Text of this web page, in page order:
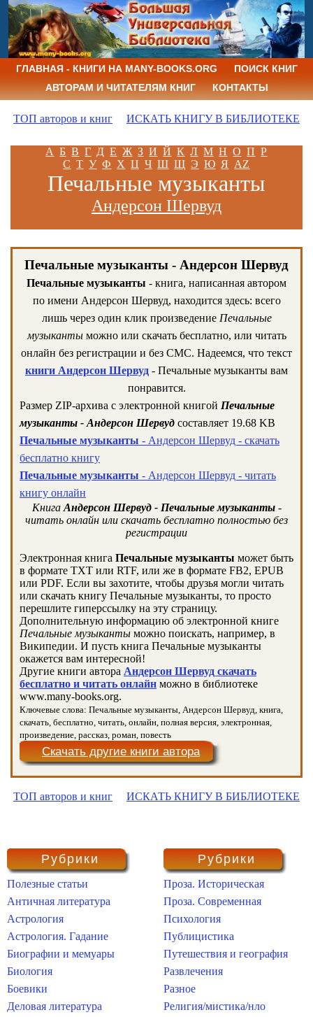
ГЛАВНАЯ - КНИГИ НА MANY-BOOKS.ORG
ПОИСК КНИГ
АВТОРАМ И ЧИТАТЕЛЯМ КНИГ
КОНТАКТЫ
ТОП авторов и книг ИСКАТЬ КНИГУ В БИБЛИОТЕКЕ
А Б В Г Д Е Ж З И Й К Л М Н О П Р
С Т У Ф Х Ц Ч Ш Щ Э Ю Я AZ
Печальные музыканты
Андерсон Шервуд
Печальные музыканты - Андерсон Шервуд
Печальные музыканты - книга, написанная автором
по имени Андерсон Шервуд, находится здесь: всего
лишь через один клик произведение Печальные
музыкантыможно или скачать бесплатно, или читать
онлайн без регистрации и без СМС. Надеемся, что текст
книги Андерсон Шервуд - Печальные музыканты вам
понравится.
Размер ZIP-архива c электронной книгой Печальные
музыканты - Андерсон Шервуд составляет 19.68 KB
Печальные музыканты - Андерсон Шервуд - скачать
бесплатно книгу
Печальные музыканты - Андерсон Шервуд - читать
книгу онлайн
Книга Андерсон Шервуд - Печальные музыканты-
читать онлайн или скачать бесплатно полностью без
регистрации
Электронная книга Печальные музыканты может быть
в формате TXT или RTF, или же в формате FB2, EPUB
или PDF. Если вы захотите, чтобы друзья могли читать
или скачать книгу Печальные музыканты, то просто
перешлите гиперссылку на эту страницу.
Дополнительную информацию об электронной книге
Печальные музыканты можно поискать, например, в
Википедии. И пусть книга Печальные музыканты
окажется вам интересной!
Другие книги автора Андерсон Шервуд скачать
бесплатно и читать онлайн можно в библиотеке
www.many-books.org.
Ключевые слова: Печальные музыканты, Андерсон Шервуд, книга,
скачать, бесплатно, читать, онлайн, полная версия, электронная,
произведение, рассказ, роман, повесть
Скачать другие книги автора
ТОП авторов и книг ИСКАТЬ КНИГУ В БИБЛИОТЕКЕ
Рубрики
Полезные статьи
Античная литература
Астрология
Астрология. Гадание
Биографии и мемуары
Биология
Боевики
Деловая литература
Рубрики
Проза. Историческая
Проза. Современная
Психология
Публицистика
Путешествия и география
Развлечения
Разное
Религия/мистика/нло